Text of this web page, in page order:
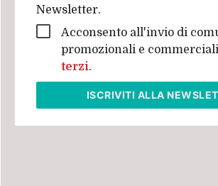
Newsletter.
Acconsento all'invio di
promozionali e
terzi.
ISCRIVITI ALLA